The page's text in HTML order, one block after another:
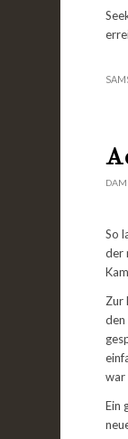
So
der
Zur
den
war
Ein